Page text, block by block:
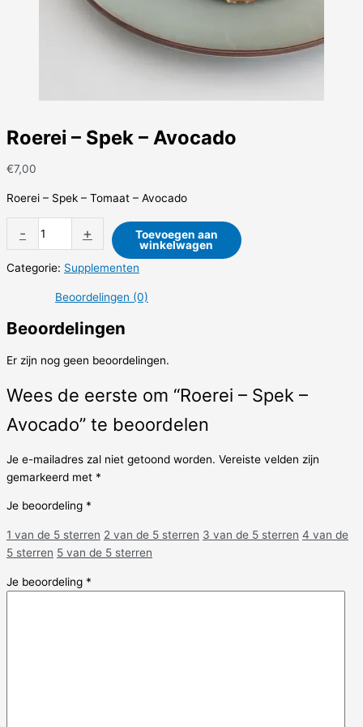
Roerei – Spek – Avocado
€7,00
Roerei – Spek – Tomaat – Avocado
- +
Toevoegen aan
winkelwagen
Categorie: Supplementen
Beoordelingen (0)
Beoordelingen
Er zijn nog geen beoordelingen.
Wees de eerste om “Roerei – Spek –
Avocado” te beoordelen
Je e-mailadres zal niet getoond worden. Vereiste velden zijn
gemarkeerd met *
Je beoordeling *
1 van de 5 sterren 2 van de 5 sterren 3 van de 5 sterren 4 van de
5 sterren 5 van de 5 sterren
Je beoordeling *